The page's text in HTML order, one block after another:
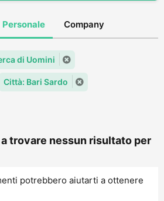
Personale Company
di Uomini
Città: Bari Sardo
trovare nessun risultato per
potrebbero aiutarti a ottenere